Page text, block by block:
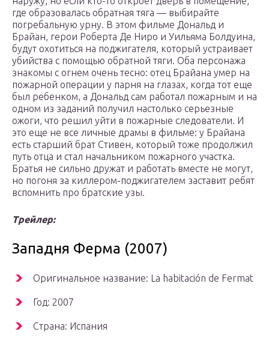
где образовалась обратная тяга — выбирайте
погребальную урну. В этом фильме Дональд и
Брайан, герои Роберта Де Ниро и Уильяма Болдуина,
будут охотиться на поджигателя, который устраивает
убийства с помощью обратной тяги. Оба персонажа
знакомы с огнем очень тесно: отец Брайана умер на
пожарной операции у парня на глазах, когда тот еще
был ребенком, а Дональд сам работал пожарным и на
одном из заданий получил настолько серьезные
ожоги, что решил уйти в пожарные следователи. И
это еще не все личные драмы в фильме: у Брайана
есть старший брат Стивен, который тоже продолжил
путь отца и стал начальником пожарного участка.
Братья не сильно дружат и работать вместе не могут,
но погоня за киллером-поджигателем заставит ребят
вспомнить про братские узы.
Трейлер:
Западня Ферма (2007)
Оригинальное название: La habitación de Fermat
Год: 2007
Страна: Испания